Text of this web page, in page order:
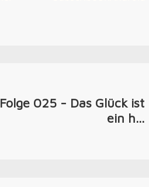
Folge 025 - Das Glück ist
ein h...